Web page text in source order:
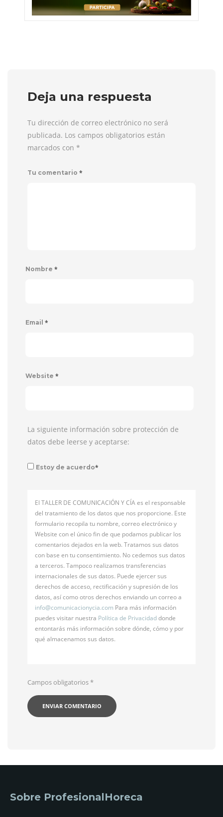
Deja una respuesta
Tu dirección de correo electrónico no será
publicada. Los campos obligatorios están
marcados con *
Tu comentario *
Nombre *
Email *
Website *
La siguiente información sobre protección de
datos debe leerse y aceptarse:
Estoy de acuerdo*
El TALLER DE COMUNICACIÓN Y CÍA es el responsable
del tratamiento de los datos que nos proporcione. Este
formulario recopila tu nombre, correo electrónico y
Website con el único fin de que podamos publicar los
comentarios dejados en la web. Tratamos sus datos
con base en tu consentimiento. No cedemos sus datos
a terceros. Tampoco realizamos transferencias
internacionales de sus datos. Puede ejercer sus
derechos de acceso, rectificación y supresión de los
datos, así como otros derechos enviando un correo a
info@comunicacionycia.com Para más información
puedes visitar nuestra Política de Privacidaddonde
entontarás más información sobre dónde, cómo y por
qué almacenamos sus datos.
Campos obligatorios*
Sobre ProfesionalHoreca